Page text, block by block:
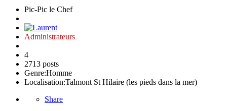
Pic-Pic le Chef
Administrateurs
4
2713 posts
Genre:Homme
Localisation:Talmont St Hilaire (les pieds dans la mer)
Share